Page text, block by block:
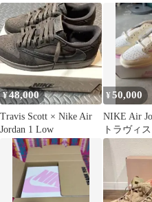
¥48,000
Travis Scott × Nike Air
Jordan 1 Low
¥50,000
NIKE Air
トラヴィ
ピンク